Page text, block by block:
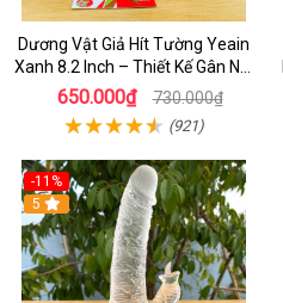
Dương Vật Giả Hít Tường Yeain
Xanh 8.2 Inch – Thiết Kế Gân Nổi
Chân Thật
650.000₫ 730.000₫
(921)
-11%
5